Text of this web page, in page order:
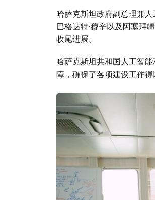
哈萨克斯坦政府副总理兼
巴格达特·穆辛以及阿塞拜
收尾进展。
哈萨克斯坦共和国人工智
障，确保了各项建设工作得